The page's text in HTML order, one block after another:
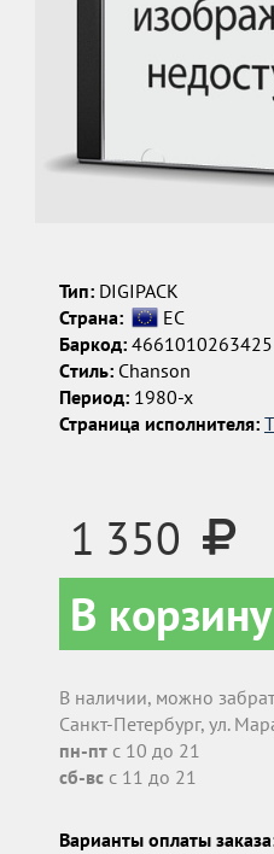
Тип:DIGIPACK
Страна:
ЕС
Баркод:4661010263425
Cтиль:Chanson
Период:1980-х
Страница исполнителя:
1 350
В корзину
В наличии, можно
Санкт-Петербург, ул.
пн-птс 10 до 21
сб-всс 11 до 21
Варианты оплаты